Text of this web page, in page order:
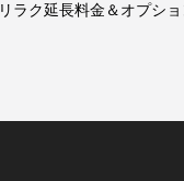
リラク延長料金＆オプショ